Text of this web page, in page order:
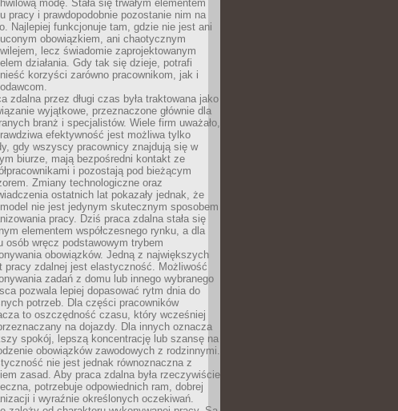
modę. Stała się trwałym elementem
pracy i prawdopodobnie pozostanie nim na
Najlepiej funkcjonuje tam, gdzie nie jest ani
obowiązkiem, ani chaotycznym
lecz świadomie zaprojektowanym
działania. Gdy tak się dzieje, potrafi
korzyści zarówno pracownikom, jak i
zdalna przez długi czas była traktowana jako
wyjątkowe, przeznaczone głównie dla
branż i specjalistów. Wiele firm uważało,
efektywność jest możliwa tylko
gdy wszyscy pracownicy znajdują się w
biurze, mają bezpośredni kontakt ze
i pozostają pod bieżącym
Zmiany technologiczne oraz
ostatnich lat pokazały jednak, że
nie jest jedynym skutecznym sposobem
pracy. Dziś praca zdalna stała się
elementem współczesnego rynku, a dla
osób wręcz podstawowym trybem
obowiązków. Jedną z największych
pracy zdalnej jest elastyczność. Możliwość
zadań z domu lub innego wybranego
pozwala lepiej dopasować rytm dnia do
potrzeb. Dla części pracowników
to oszczędność czasu, który wcześniej
na dojazdy. Dla innych oznacza
spokój, lepszą koncentrację lub szansę na
obowiązków zawodowych z rodzinnymi.
nie jest jednak równoznaczna z
zasad. Aby praca zdalna była rzeczywiście
potrzebuje odpowiednich ram, dobrej
i wyraźnie określonych oczekiwań.